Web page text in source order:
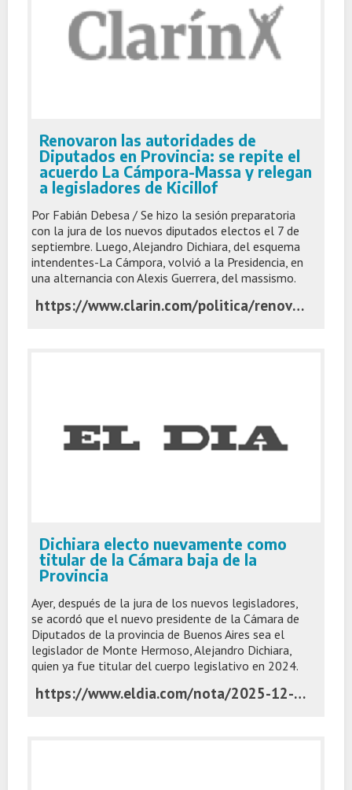
Renovaron las autoridades de
Diputados en Provincia: se repite el
acuerdo La Cámpora-Massa y relegan
a legisladores de Kicillof
Por Fabián Debesa / Se hizo la sesión preparatoria
con la jura de los nuevos diputados electos el 7 de
septiembre. Luego, Alejandro Dichiara, del esquema
intendentes-La Cámpora, volvió a la Presidencia, en
una alternancia con Alexis Guerrera, del massismo.
https://www.clarin.com/politica/renovaron-autoridades-diputados-provincia-repite-acuerdo-campora-massa-relegan-legisladores-kicillof_0_QoHq1B4u4i.html
Dichiara electo nuevamente como
titular de la Cámara baja de la
Provincia
Ayer, después de la jura de los nuevos legisladores,
se acordó que el nuevo presidente de la Cámara de
Diputados de la provincia de Buenos Aires sea el
legislador de Monte Hermoso, Alejandro Dichiara,
quien ya fue titular del cuerpo legislativo en 2024.
https://www.eldia.com/nota/2025-12-3-2-21-45-dichiara-electo-nuevamente-como-titular-de-la-camara-baja-de-la-provincia-politica-y-economia